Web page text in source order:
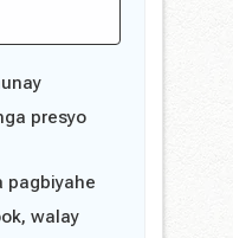
presyo
pagbiyahe
walay